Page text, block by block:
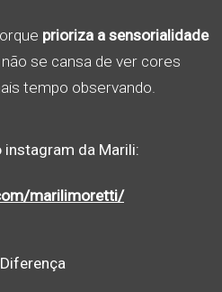
prioriza a sensorialidade
se cansa de ver cores
tempo observando.
da Marili:
marilimoretti/